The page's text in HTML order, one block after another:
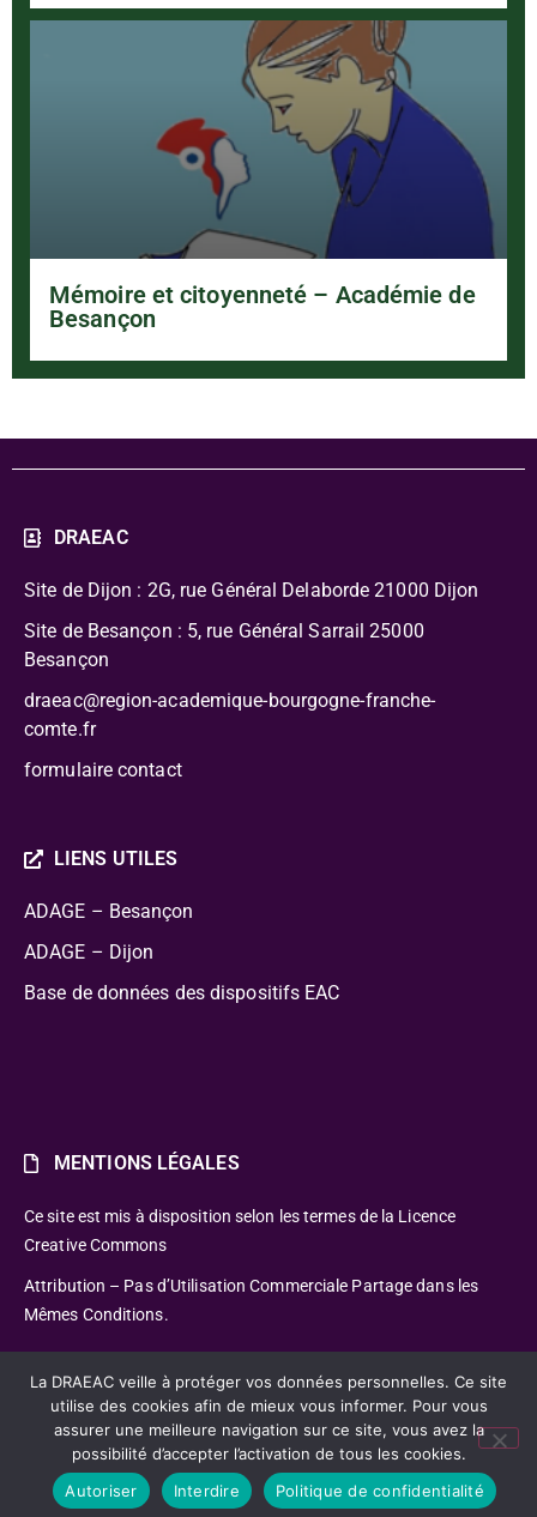
Mémoire et citoyenneté – Académie de
Besançon
DRAEAC
Site de Dijon : 2G, rue Général Delaborde 21000 Dijon
Site de Besançon : 5, rue Général Sarrail 25000
Besançon
draeac@region-academique-bourgogne-franche-
comte.fr
formulaire contact
LIENS UTILES
ADAGE – Besançon
ADAGE – Dijon
Base de données des dispositifs EAC
MENTIONS LÉGALES
Ce site est mis à disposition selon les termes de la Licence
Creative Commons
Attribution – Pas d’Utilisation Commerciale Partage dans les
Mêmes Conditions.
CC-BY-NC-SA – Délégation Régionale Académique à
l’Éducation Artistique Culturelle
La DRAEAC veille à protéger vos données personnelles. Ce site
utilise des cookies afin de mieux vous informer. Pour vous
assurer une meilleure navigation sur ce site, vous avez la
possibilité d’accepter l’activation de tous les cookies.
Autoriser
Interdire Politique de confidentialité